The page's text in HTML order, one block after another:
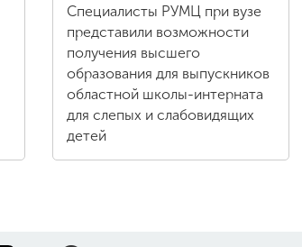
Специалисты РУМЦ при вузе
представили возможности
получения высшего
образования для выпускников
областной школы-интерната
для слепых и слабовидящих
детей